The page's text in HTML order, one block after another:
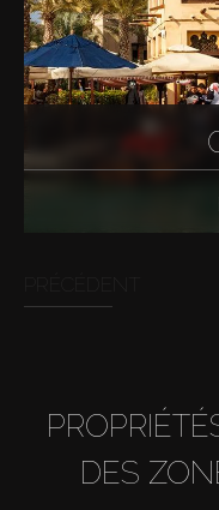
DES